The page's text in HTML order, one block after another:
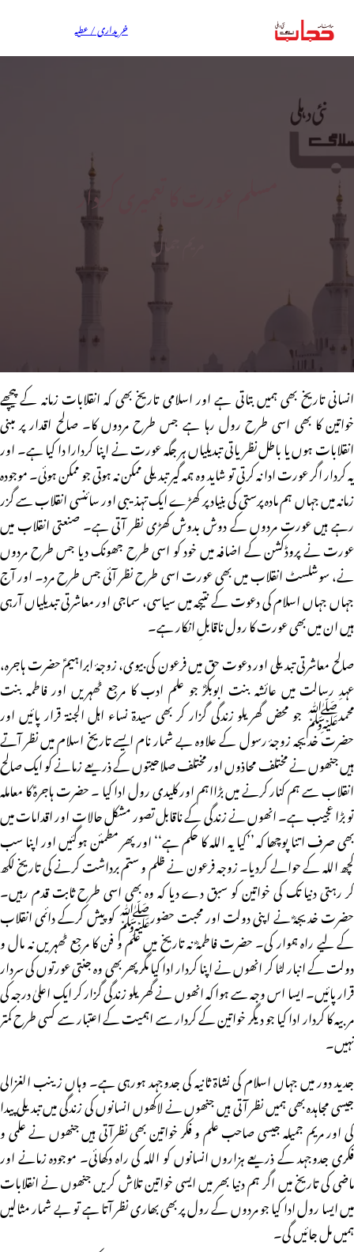
خریداری / عطیہ
مسلم عورت کا تعمیری کردار
مریم جمال
انسانی تاریخ بھی ہمیں بتاتی ہے اور اسلامی تاریخ بھی کہ انقلابات زمانہ کے پیچھے
خواتین کا بھی اسی طرح رول رہا ہے جس طرح مردوں کا۔ صالح اقدار پر مبنی
انقلابات ہوں یا باطل نظریاتی تبدیلیاں ہر جگہ عورت نے اپنا کردارا دا کیا ہے۔ اور
یہ کردار اگر عورت ادا نہ کرتی تو شاید وہ ہمہ گیر تبدیلی ممکن نہ ہوتی جو ممکن ہوئی۔ موجودہ
زمانہ میں جہاں ہم مادہ پرستی کی بنیاد پر کھڑے ایک تہذیبی اور سائنسی انقلاب سے گزر
رہے ہیں عورت مردوں کے دوش بدوش کھڑی نظر آتی ہے۔ صنعتی انقلاب میں
عورت نے پروڈکشن کے اضافہ میں خود کو اسی طرح جھونک دیا جس طرح مردوں
نے، سوشلسٹ انقلاب میں بھی عورت اسی طرح نظر آئی جس طرح مرد۔ اور آج
جہاں جہاں اسلام کی دعوت کے نتیجہ میں سیاسی، سماجی اور معاشرتی تبدیلیاں آرہی
ہیں ان میں بھی عورت کا رول ناقابلِ انکار ہے۔
صالح معاشرتی تبدیلی اور دعوت حق میں فرعون کی بیوی، زوجۂ ابراہیمؑ حضرت ہاجرہ،
عہدِ رسالت میں عائشہ بنت ابوبکرؓ جو علم ادب کا مرجع ٹھہریں اور فاطمہ بنت
محمدﷺ جو محض گھریلو زندگی گزار کر بھی سیدۃ نساء اہل الجنۃ قرار پائیں اور
حضرت خدیجہ زوجۂ رسول کے علاوہ بے شمار نام ایسے تاریخ اسلام میں نظر آتے
ہیں جنھوں نے مختلف محاذوں اور مختلف صلاحیتوں کے ذریعے زمانے کو ایک صالح
انقلاب سے ہم کنار کرنے میں بڑااہم اور کلیدی رول ادا کیا ۔ حضرت ہاجرہؑ کا معاملہ
تو بڑا عجیب ہے۔ انھوں نے زندگی کے ناقابل تصور مشکل حالات اور اقدامات میں
بھی صرف اتنا پوچھا کہ ’’کیا یہ اللہ کا حکم ہے‘‘ اور پھر مطمئن ہوگئیں اور اپنا سب
کچھ اللہ کے حوالے کردیا۔ زوجہ فرعون نے ظلم و ستم برداشت کرنے کی تاریخ لکھ
کر رہتی دنیا تک کی خواتین کو سبق دے دیا کہ وہ بھی اسی طرح ثابت قدم رہیں۔
حضرت خدیجہؓ نے اپنی دولت اور محبت حضورﷺ کو پیش کرکے دائمی انقلاب
کے لیے راہ ہموار کی۔ حضرت فاطمہؓ نہ تاریخ میں علم و فن کا مرجع ٹھہریں نہ مال و
دولت کے انبار لٹا کر انھوں نے اپنا کردار ادا کیا مگر پھر بھی وہ جنتی عورتوں کی سردار
قرار پائیں۔ ایسا اس وجہ سے ہوا کہ انھوں نے گھریلو زندگی گزار کر ایک اعلیٰ درجہ کی
مربیہ کا کردار ادا کیا جو دیگر خواتین کے کردار سے اہمیت کے اعتبار سے کسی طرح کمتر
نہیں۔
جدید دور میں جہاں اسلام کی نشاۃ ثانیہ کی جدوجہد ہورہی ہے۔ وہاں زینب الغزالی
جیسی مجاہدہ بھی ہمیں نظر آتی ہیں جنھوں نے لاکھوں انسانوں کی زندگی میں تبدیلی پیدا
کی اور مریم جمیلہ جیسی صاحب علم و فکر خواتین بھی نظرآتی ہیں جنھوں نے علمی و
فکری جدوجہد کے ذریعے ہزاروں انسانوں کو اللہ کی راہ دکھائی۔ موجودہ زمانے اور
ماضی کی تاریخ میں اگر ہم دنیا بھر میں ایسی خواتین تلاش کریں جنھوں نے انقلابات
میں ایسا رول ادا کیا جو مردوں کے رول پر بھی بھاری نظر آتا ہے تو بے شمار مثالیں
ہمیں مل جائیں گی۔